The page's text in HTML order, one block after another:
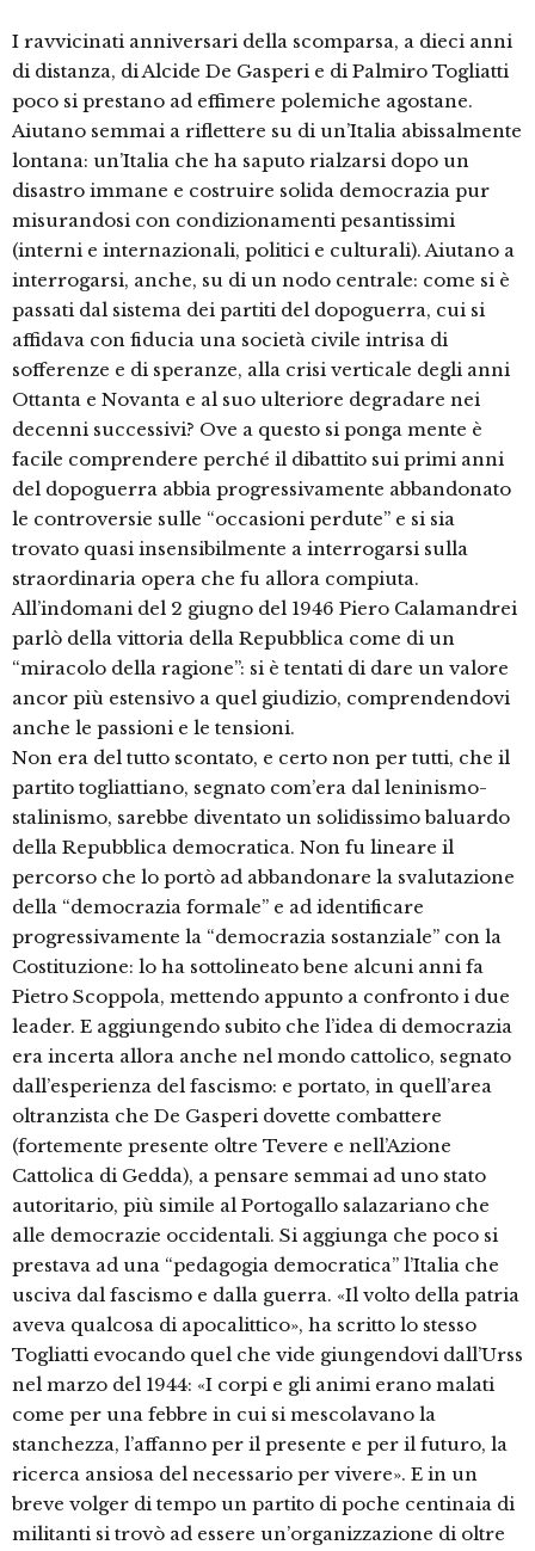
I ravvicinati anniversari della scomparsa, a dieci anni
di distanza, di Alcide De Gasperi e di Palmiro Togliatti
poco si prestano ad effimere polemiche agostane.
Aiutano semmai a riflettere su di un’Italia abissalmente
lontana: un’Italia che ha saputo rialzarsi dopo un
disastro immane e costruire solida democrazia pur
misurandosi con condizionamenti pesantissimi
(interni e internazionali, politici e culturali). Aiutano a
interrogarsi, anche, su di un nodo centrale: come si è
passati dal sistema dei partiti del dopoguerra, cui si
affidava con fiducia una società civile intrisa di
sofferenze e di speranze, alla crisi verticale degli anni
Ottanta e Novanta e al suo ulteriore degradare nei
decenni successivi? Ove a questo si ponga mente è
facile comprendere perché il dibattito sui primi anni
del dopoguerra abbia progressivamente abbandonato
le controversie sulle “occasioni perdute” e si sia
trovato quasi insensibilmente a interrogarsi sulla
straordinaria opera che fu allora compiuta.
All’indomani del 2 giugno del 1946 Piero Calamandrei
parlò della vittoria della Repubblica come di un
“miracolo della ragione”: si è tentati di dare un valore
ancor più estensivo a quel giudizio, comprendendovi
anche le passioni e le tensioni.
Non era del tutto scontato, e certo non per tutti, che il
partito togliattiano, segnato com’era dal leninismo-
stalinismo, sarebbe diventato un solidissimo baluardo
della Repubblica democratica. Non fu lineare il
percorso che lo portò ad abbandonare la svalutazione
della “democrazia formale” e ad identificare
progressivamente la “democrazia sostanziale” con la
Costituzione: lo ha sottolineato bene alcuni anni fa
Pietro Scoppola, mettendo appunto a confronto i due
leader. E aggiungendo subito che l’idea di democrazia
era incerta allora anche nel mondo cattolico, segnato
dall’esperienza del fascismo: e portato, in quell’area
oltranzista che De Gasperi dovette combattere
(fortemente presente oltre Tevere e nell’Azione
Cattolica di Gedda), a pensare semmai ad uno stato
autoritario, più simile al Portogallo salazariano che
alle democrazie occidentali. Si aggiunga che poco si
prestava ad una “pedagogia democratica” l’Italia che
usciva dal fascismo e dalla guerra. «Il volto della patria
aveva qualcosa di apocalittico», ha scritto lo stesso
Togliatti evocando quel che vide giungendovi dall’Urss
nel marzo del 1944: «I corpi e gli animi erano malati
come per una febbre in cui si mescolavano la
stanchezza, l’affanno per il presente e per il futuro, la
ricerca ansiosa del necessario per vivere». E in un
breve volger di tempo un partito di poche centinaia di
militanti si trovò ad essere un’organizzazione di oltre